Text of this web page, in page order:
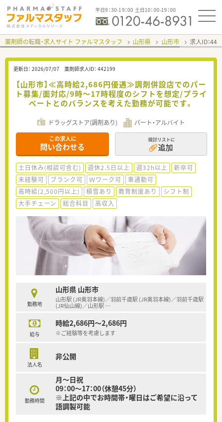
平日9：30-19：00 土日10：00-19：00
薬剤師の転職・求人サイト ファルマスタッフ 山形県 山形市 求人ID：
更新日： 2026/07/07 薬剤師求人ID： 442199
【山形市】≪高時給2,686円優遇≫調剤併設店でのパー
ト募集/面対応/9時～17時程度のシフトを想定/プライ
ベートとのバランスを考えた勤務が可能です。
ドラッグストア(調剤あり) パート・アルバイト
この求人に
問い合わせる
検討リストに
追加
土日休み(相談可含む) 週休2.5日以上 週32h以上
新卒可
未経験可
ブランク可 Ｗワーク可
車通勤可
高時給(2,500円以上)
積雪あり 教育制度あり
シフト制
大手チェーン
総合科目 高収入
勤務地
山形県 山形市
山形駅 (JR奥羽本線)／羽前千歳駅 (JR奥羽本線)／羽前千歳駅
(JR仙山線)／山形駅 …
給与
時給2,686円～2,686円
※ご経験等を考慮します
法人名
非公開
勤務時間
月～日祝
09：00～17：00（休憩45分）
※上記の中でお時間帯・曜日はご希望に沿って
語調製可能